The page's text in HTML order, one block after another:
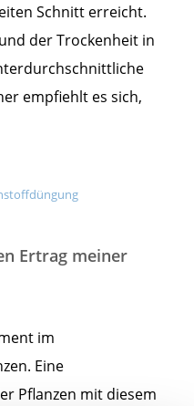
Schnitt erreicht.
der Trockenheit in
empfiehlt es sich,
Ertrag meiner
im
Eine
Pflanzen mit diesem